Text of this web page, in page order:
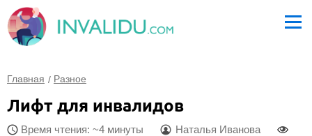
Главная Разное
Лифт для инвалидов
Время чтения: ~4 минуты
Наталья Иванова